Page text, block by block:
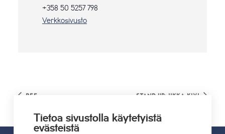
+358 50 5257 798
Verkkosivusto
Bee Stand Up: Iikka Kivi
Tietoa sivustolla käytetyistä
evästeistä